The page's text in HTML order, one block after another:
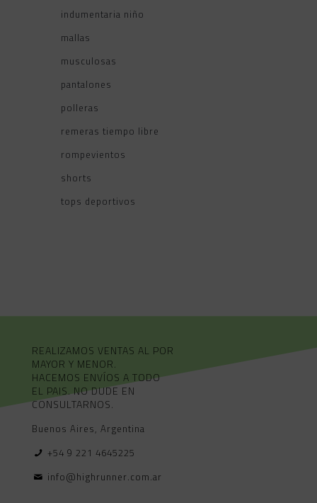
indumentaria niño
mallas
musculosas
pantalones
polleras
remeras tiempo libre
rompevientos
shorts
tops deportivos
REALIZAMOS VENTAS AL POR
MAYOR Y MENOR.
HACEMOS ENVÍOS A TODO
EL PAIS. NO DUDE EN
CONSULTARNOS.
Buenos Aires, Argentina
+54 9 221 4645225
info@highrunner.com.ar